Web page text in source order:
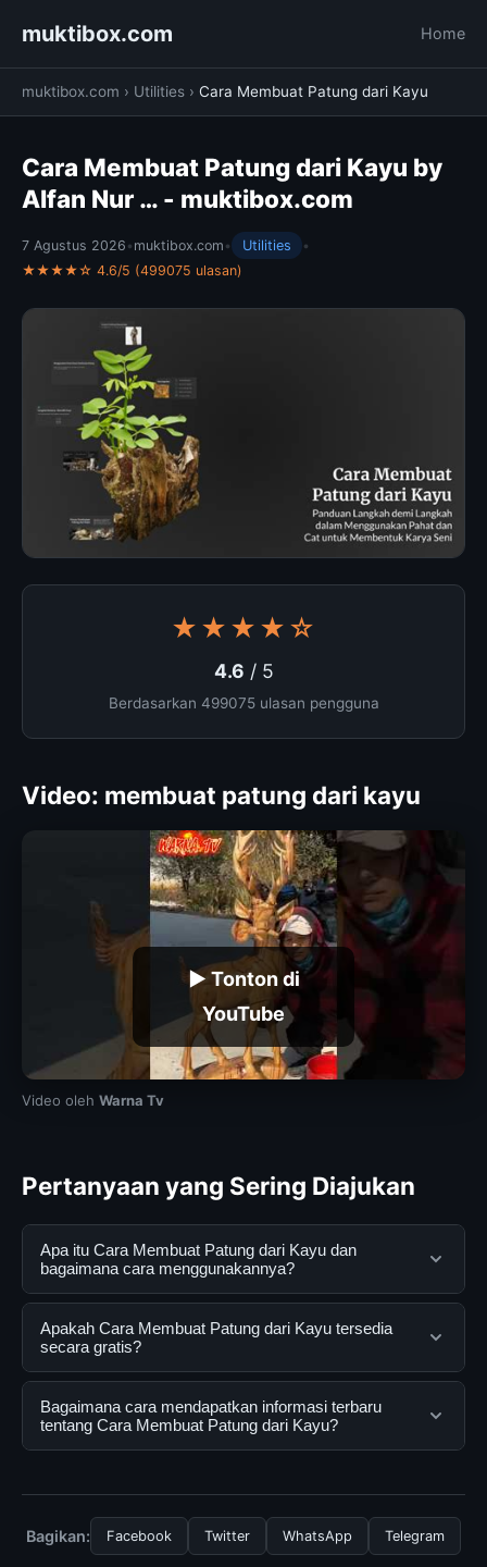
muktibox.com Home
muktibox.com › Utilities › Cara Membuat Patung dari Kayu
Cara Membuat Patung dari Kayu by
Alfan Nur … - muktibox.com
7 Agustus 2026 • muktibox.com • Utilities
•
★★★★☆ 4.6/5 (499075 ulasan)
★★★★☆
4.6 / 5
Berdasarkan 499075 ulasan pengguna
Video: membuat patung dari kayu
▶ Tonton di
YouTube
Video oleh Warna Tv
Pertanyaan yang Sering Diajukan
Apa itu Cara Membuat Patung dari Kayu dan
bagaimana cara menggunakannya?
Cara Membuat Patung dari Kayu adalah layanan digital
yang dirancang untuk membantu pengguna
mendapatkan informasi lengkap dan terpercaya. Anda
dapat menggunakannya dengan mengunjungi situs
resmi dan mengikuti panduan yang tersedia.
Apakah Cara Membuat Patung dari Kayu tersedia
secara gratis?
Ya, Cara Membuat Patung dari Kayu dapat diakses
secara gratis oleh semua pengguna. Tidak ada biaya
tersembunyi atau langganan yang diperlukan untuk
Bagaimana cara mendapatkan informasi terbaru
tentang Cara Membuat Patung dari Kayu?
halaman resmi kami secara berkala. Kami selalu
memperbarui konten dengan informasi terkini dan
Bagikan: Facebook Twitter WhatsApp Telegram